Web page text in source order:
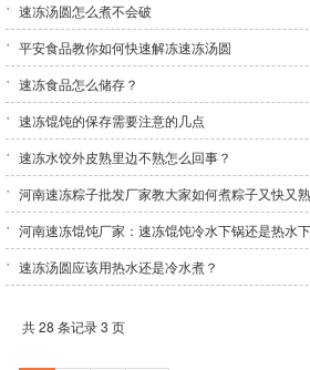
速冻汤圆怎么煮不会破
平安食品教你如何快速解冻速冻汤圆
速冻食品怎么储存？
速冻馄饨的保存需要注意的几点
速冻水饺外皮熟里边不熟怎么回事？
河南速冻粽子批发厂家教大家如何煮粽子又快又熟
河南速冻馄饨厂家：速冻馄饨冷水下锅还是热水
速冻汤圆应该用热水还是冷水煮？
共 28 条记录 3 页